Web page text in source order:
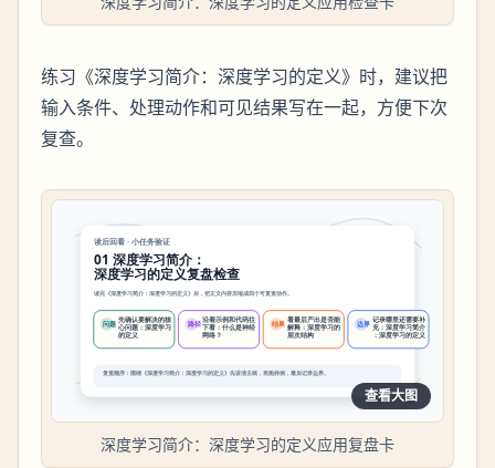
练习《深度学习简介：深度学习的定义》时，建议把
输入条件、处理动作和可见结果写在一起，方便下次
复查。
查看大图
深度学习简介：深度学习的定义应用复盘卡